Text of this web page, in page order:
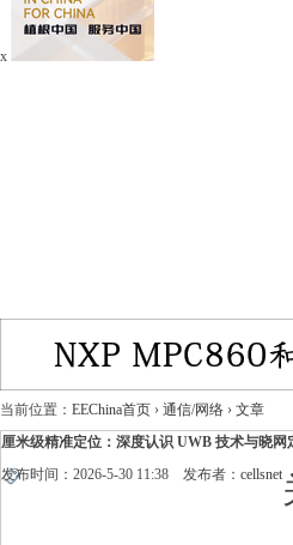
x
当前位置： EEChina首页 › 通信/网络 › 文章
厘米级精准定位：深度认识 UWB 技术与晓网
发布时间：2026-5-30 11:38 发布者： cellsnet